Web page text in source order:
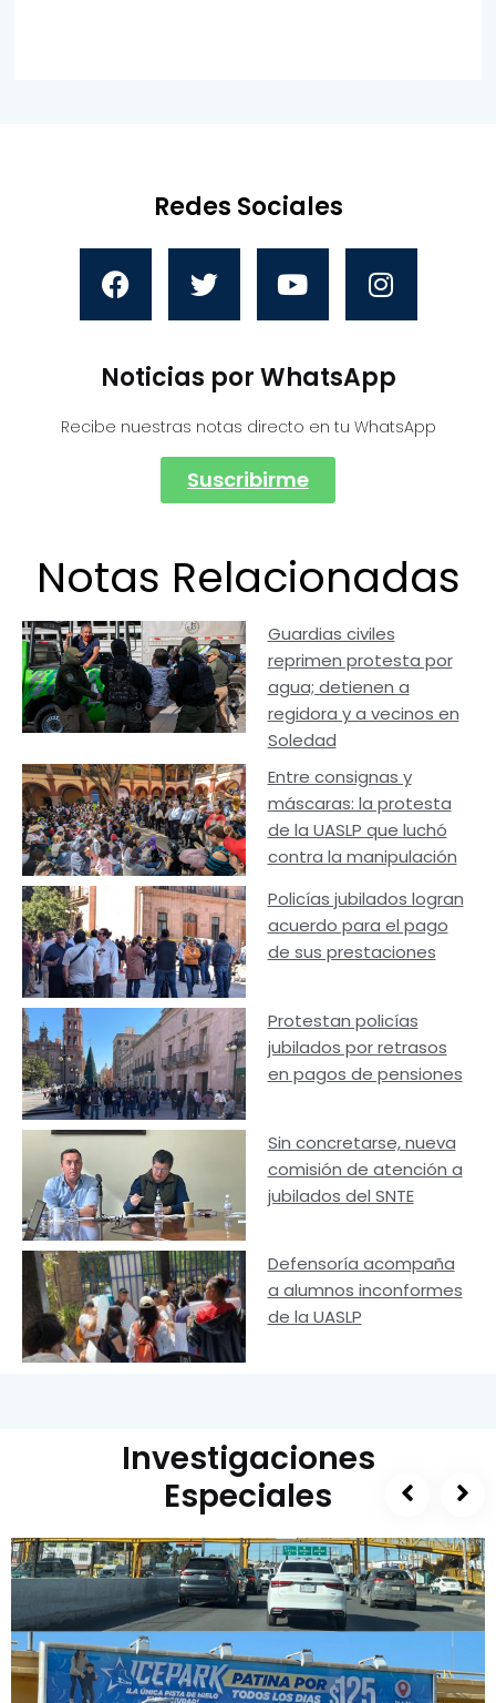
Redes Sociales
Noticias por WhatsApp
Recibe nuestras notas directo en tu WhatsApp
Suscribirme
Notas Relacionadas
Guardias civiles
reprimen protesta por
agua; detienen a
regidora y a vecinos en
Soledad
Entre consignas y
máscaras: la protesta
de la UASLP que luchó
contra la manipulación
Policías jubilados logran
acuerdo para el pago
de sus prestaciones
Protestan policías
jubilados por retrasos
en pagos de pensiones
Sin concretarse, nueva
comisión de atención a
jubilados del SNTE
Defensoría acompaña
a alumnos inconformes
de la UASLP
Investigaciones
Especiales